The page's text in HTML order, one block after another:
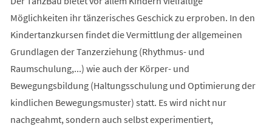
Möglichkeiten ihr tänzerisches Geschick zu erproben. In den
Kindertanzkursen findet die Vermittlung der allgemeinen
Grundlagen der Tanzerziehung (Rhythmus- und
Raumschulung,...) wie auch der Körper- und
Bewegungsbildung (Haltungsschulung und Optimierung der
kindlichen Bewegungsmuster) statt. Es wird nicht nur
nachgeahmt, sondern auch selbst experimentiert,